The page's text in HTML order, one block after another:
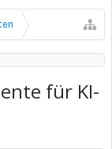
für KI-